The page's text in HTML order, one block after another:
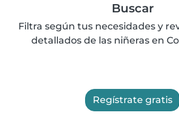
Buscar
Filtra según tus necesidades y
detallados de las niñeras en
Regístrate gratis